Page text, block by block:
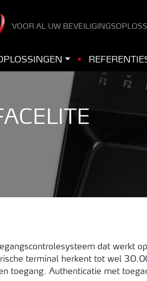
VOOR AL UW
dat werkt
terminal herkent tot wel
toegang. Authenticatie met